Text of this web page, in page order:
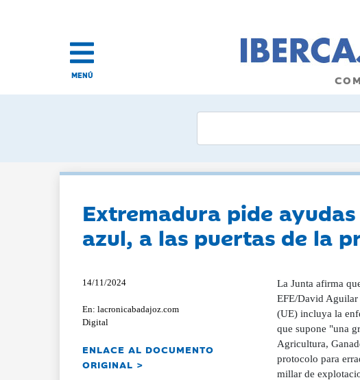
MENÚ
Extremadura pide
azul, a las puertas de la
14/11/2024
En: lacronicabadajoz.com
Digital
ENLACE AL DOCUMENTO
ORIGINAL >
La Junta afirma
EFE/David Aguilar
(UE) incluya la
que supone "una
Agricultura,
protocolo para
millar de